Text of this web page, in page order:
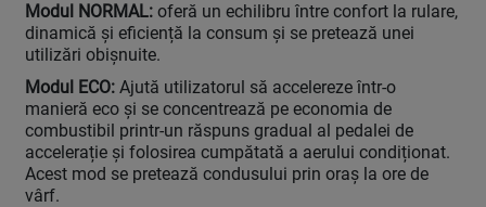
Modul NORMAL:oferă un echilibru între confort la rulare,
dinamică și eficiență la consum și se pretează unei
utilizări obișnuite.
Modul ECO:Ajută utilizatorul să accelereze într-o
manieră eco și se concentrează pe economia de
combustibil printr-un răspuns gradual al pedalei de
accelerație și folosirea cumpătată a aerului condiționat.
Acest mod se pretează condusului prin oraș la ore de
vârf.